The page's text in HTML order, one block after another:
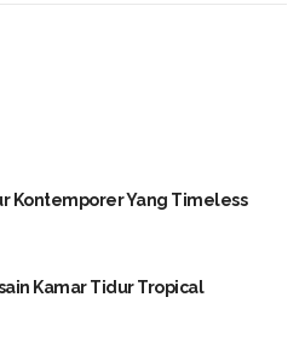
Kontemporer Yang Timeless
Kamar Tidur Tropical